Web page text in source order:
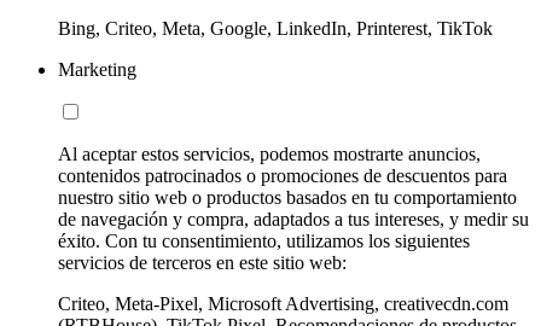
Bing, Criteo, Meta, Google, LinkedIn, Printerest, TikTok
Marketing
Al aceptar estos servicios, podemos mostrarte anuncios,
contenidos patrocinados o promociones de descuentos para
nuestro sitio web o productos basados en tu comportamiento
de navegación y compra, adaptados a tus intereses, y medir su
éxito. Con tu consentimiento, utilizamos los siguientes
servicios de terceros en este sitio web:
Criteo, Meta-Pixel, Microsoft Advertising, creativecdn.com